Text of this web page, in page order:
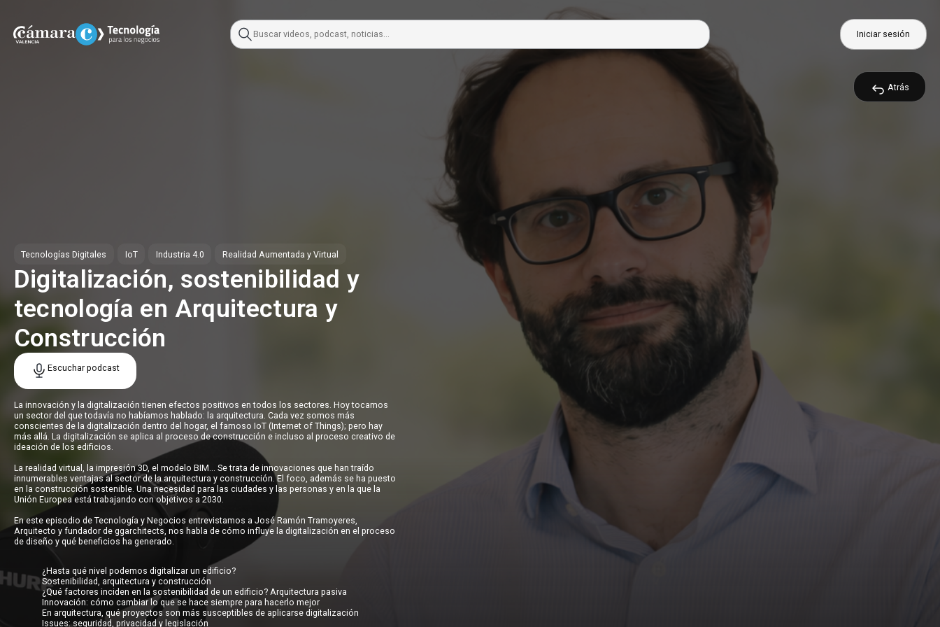
content
Iniciar sesión
Atrás
Tecnologías Digitales IoT Industria 4.0 Realidad Aumentada y Virtual
Digitalización, sostenibilidad y
tecnología en Arquitectura y
Construcción
Escuchar podcast
La innovación y la digitalización tienen efectos positivos en todos los sectores. Hoy tocamos
un sector del que todavía no habíamos hablado: la arquitectura. Cada vez somos más
conscientes de la digitalización dentro del hogar, el famoso IoT (Internet of Things); pero hay
más allá. La digitalización se aplica al proceso de construcción e incluso al proceso creativo de
ideación de los edificios.
La realidad virtual, la impresión 3D, el modelo BIM… Se trata de innovaciones que han traído
innumerables ventajas al sector de la arquitectura y construcción. El foco, además se ha puesto
en la construcción sostenible. Una necesidad para las ciudades y las personas y en la que la
Unión Europea está trabajando con objetivos a 2030.
En este episodio de Tecnología y Negocios entrevistamos a José Ramón Tramoyeres,
Arquitecto y fundador de ggarchitects, nos habla de cómo influye la digitalización en el proceso
de diseño y qué beneficios ha generado.
¿Hasta qué nivel podemos digitalizar un edificio?
Sostenibilidad, arquitectura y construcción
¿Qué factores inciden en la sostenibilidad de un edificio? Arquitectura pasiva
Innovación: cómo cambiar lo que se hace siempre para hacerlo mejor
En arquitectura, qué proyectos son más susceptibles de aplicarse digitalización
Issues: seguridad, privacidad y legislación